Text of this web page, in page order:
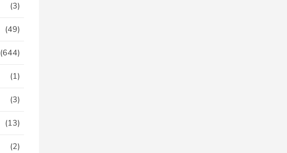
(3)
(49)
(644)
(1)
(3)
(13)
(2)